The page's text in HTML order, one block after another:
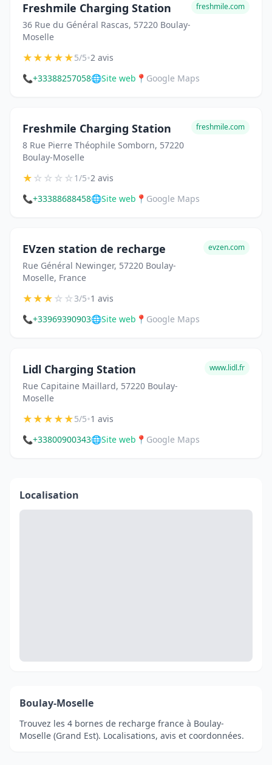
Freshmile Charging Station
36 Rue du Général Rascas, 57220 Boulay-
Moselle
freshmile.com
★★★★★5/5•2 avis
📞+33388257058🌐Site web 📍 Google Maps
Freshmile Charging Station
8 Rue Pierre Théophile Somborn, 57220
Boulay-Moselle
freshmile.com
★☆☆☆☆1/5•2 avis
📞+33388688458🌐Site web 📍 Google Maps
EVzen station de recharge
Rue Général Newinger, 57220 Boulay-
Moselle, France
evzen.com
★★★☆☆3/5•1 avis
📞+33969390903🌐Site web 📍 Google Maps
Lidl Charging Station
Rue Capitaine Maillard, 57220 Boulay-
Moselle
www.lidl.fr
★★★★★5/5•1 avis
📞+33800900343🌐Site web 📍 Google Maps
Localisation
Boulay-Moselle
Trouvez les 4 bornes de recharge france à Boulay-
Moselle (Grand Est). Localisations, avis et coordonnées.